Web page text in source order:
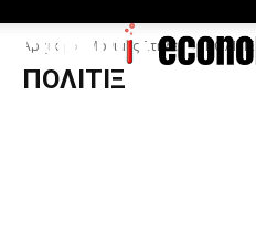
Αρχική Μόνιμες Στήλες ΠΟΛΙΤΙΞ
ΠΟΛΙΤΙΞ